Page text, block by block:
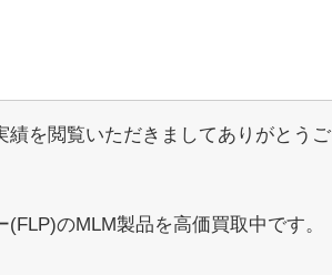
績を閲覧いただきましてありがとうご
のMLM製品を高価買取中です。